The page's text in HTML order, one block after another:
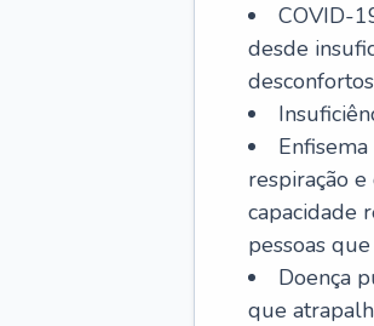
COVID-
desde
respiração
capacidade
pessoas
Doença
que